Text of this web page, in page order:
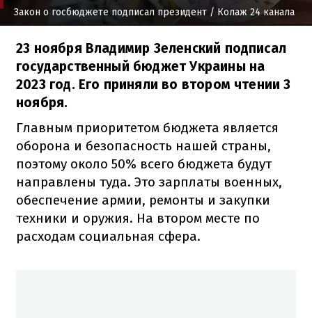
Закон о госбюджете подписал президент / Колаж 24 канала
23 ноября Владимир Зеленский подписал
государственный бюджет Украины на
2023 год. Его приняли во втором чтении 3
ноября.
Главным приоритетом бюджета является
оборона и безопасность нашей страны,
поэтому около 50% всего бюджета будут
направлены туда. Это зарплаты военных,
обеспечение армии, ремонты и закупки
техники и оружия. На втором месте по
расходам социальная сфера.